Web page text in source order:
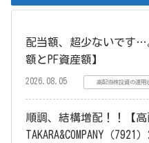
配当額、超少ないです…
額とPF資産額】
2026.08.05 高配当株投資の運用
順調、結構増配！！【高
TAKARA&COMPANY（